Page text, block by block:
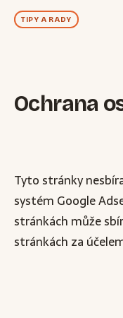
TIPY A RADY
Ochrana
Tyto stránky
systém Google
stránkách může
stránkách za